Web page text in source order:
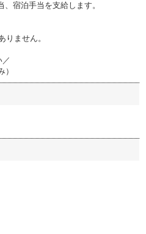
宿泊手当を支給します。
ません。